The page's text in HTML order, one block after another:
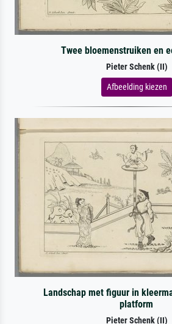
Twee bloemenstruiken en
Pieter Schenk (II)
Afbeelding kiezen
Landschap met figuur in
platform
Pieter Schenk (II)